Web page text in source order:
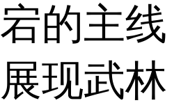
的主线
现武林